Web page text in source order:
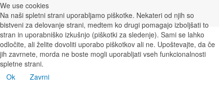
We use cookies
Na naši spletni strani uporabljamo piškotke. Nekateri od njih so
bistveni za delovanje strani, medtem ko drugi pomagajo izboljšati to
stran in uporabniško izkušnjo (piškotki za sledenje). Sami se lahko
odločite, ali želite dovoliti uporabo piškotkov ali ne. Upoštevajte, da če
jih zavrnete, morda ne boste mogli uporabljati vseh funkcionalnosti
spletne strani.
Ok
Zavrni